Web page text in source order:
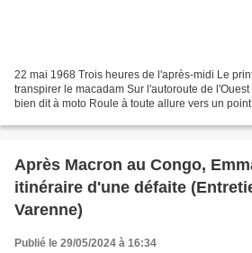
22 mai 1968 Trois heures de l'après-midi Le
transpirer le macadam Sur l'autoroute de
bien dit à moto Roule à toute allure vers un
Après Macron au Congo,
itinéraire d'une défaite
Varenne)
Publié le 29/05/2024 à 16:34